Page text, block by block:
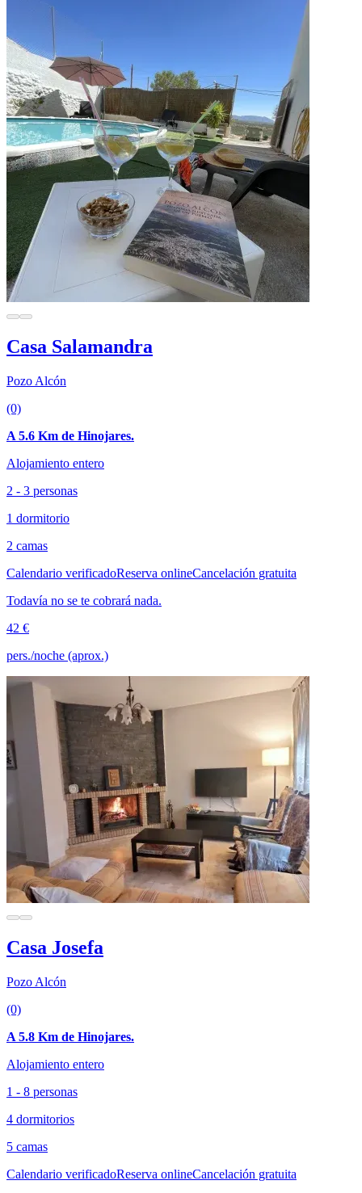
Casa Salamandra
Pozo Alcón
(0)
A 5.6 Km de Hinojares.
Alojamiento entero
2 - 3 personas
1 dormitorio
2 camas
Calendario verificadoReserva onlineCancelación gratuita
Todavía no se te cobrará nada.
42 €
pers./noche (aprox.)
Casa Josefa
Pozo Alcón
(0)
A 5.8 Km de Hinojares.
Alojamiento entero
1 - 8 personas
4 dormitorios
5 camas
Calendario verificadoReserva onlineCancelación gratuita